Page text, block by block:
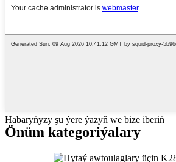
Habaryňyzy şu ýere ýazyň we bize iberiň
Önüm kategoriýalary